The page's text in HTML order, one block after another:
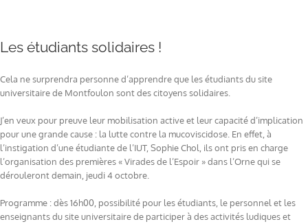
Les étudiants solidaires !
Cela ne surprendra personne d’apprendre que les étudiants du site
universitaire de Montfoulon sont des citoyens solidaires.
J’en veux pour preuve leur mobilisation active et leur capacité d’implication
pour une grande cause : la lutte contre la mucoviscidose. En effet, à
l’instigation d’une étudiante de l’IUT, Sophie Chol, ils ont pris en charge
l’organisation des premières « Virades de l’Espoir » dans l’Orne qui se
dérouleront demain, jeudi 4 octobre.
Programme : dès 16h00, possibilité pour les étudiants, le personnel et les
enseignants du site universitaire de participer à des activités ludiques et